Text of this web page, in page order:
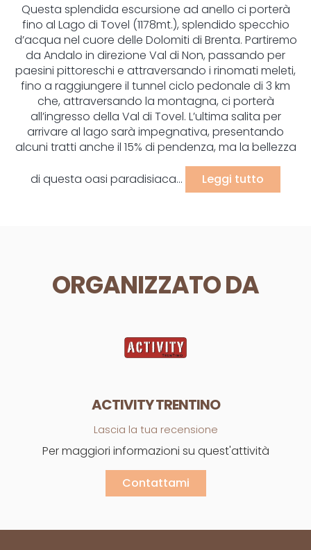
Questa splendida escursione ad anello ci porterà
fino al Lago di Tovel (1178mt.), splendido specchio
d’acqua nel cuore delle Dolomiti di Brenta. Partiremo
da Andalo in direzione Val di Non, passando per
paesini pittoreschi e attraversando i rinomati meleti,
fino a raggiungere il tunnel ciclo pedonale di 3 km
che, attraversando la montagna, ci porterà
all’ingresso della Val di Tovel. L’ultima salita per
arrivare al lago sarà impegnativa, presentando
alcuni tratti anche il 15% di pendenza, ma la bellezza
di questa oasi paradisiaca...
Leggi tutto
ORGANIZZATO DA
ACTIVITY TRENTINO
Lascia la tua recensione
Per maggiori informazioni su quest'attività
Contattami